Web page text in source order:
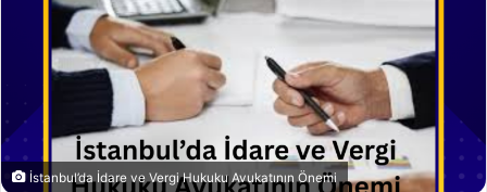
İstanbul’da İdare ve Vergi Hukuku Avukatının Önemi